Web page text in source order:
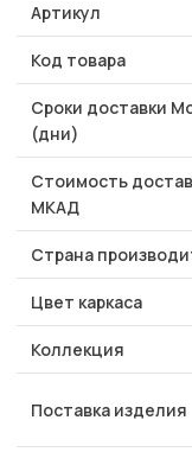
Артикул
Код товара
Сроки доставки
(дни)
Стоимость
МКАД
Страна
Цвет каркаса
Коллекция
Поставка изделия